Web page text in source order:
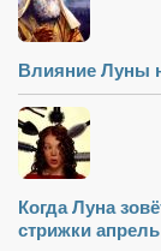
Влияние Луны
Когда Луна
стрижки